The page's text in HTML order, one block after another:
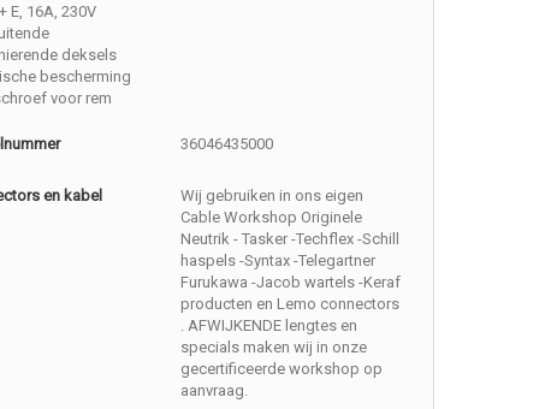
E, 16A, 230V
deksels
bescherming
voor rem
36046435000
en kabel
Wij gebruiken in ons eigen
Cable Workshop Originele
Neutrik - Tasker -Techflex -Schill
haspels -Syntax -Telegartner
Furukawa -Jacob wartels -Keraf
producten en Lemo connectors
. AFWIJKENDE lengtes en
specials maken wij in onze
gecertificeerde workshop op
aanvraag.